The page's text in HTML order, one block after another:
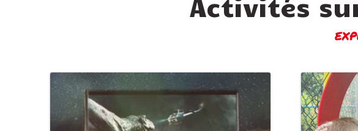
Activités